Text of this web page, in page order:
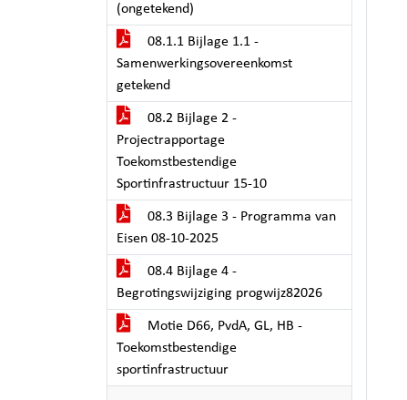
(ongetekend)
08.1.1 Bijlage 1.1 -
Samenwerkingsovereenkomst
getekend
08.2 Bijlage 2 -
Projectrapportage
Toekomstbestendige
Sportinfrastructuur 15-10
08.3 Bijlage 3 - Programma van
Eisen 08-10-2025
08.4 Bijlage 4 -
Begrotingswijziging progwijz82026
Motie D66, PvdA, GL, HB -
Toekomstbestendige
sportinfrastructuur